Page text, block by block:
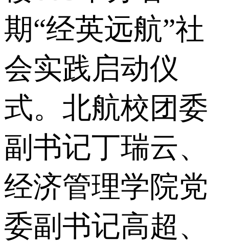
期“经英远航”社
会实践启动仪
式。北航校团委
副书记丁瑞云、
经济管理学院党
委副书记高超、